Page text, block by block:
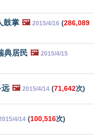
鼓掌 🖼️ 2015/4/16 (286,089
典居民 🖼️ 2015/4/15
远 🖼️ 2015/4/14 (71,642次)
4/14 (100,516次)